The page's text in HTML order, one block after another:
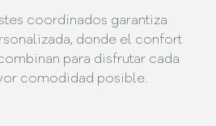
coordinados garantiza
donde el confort
para disfrutar cada
comodidad posible.